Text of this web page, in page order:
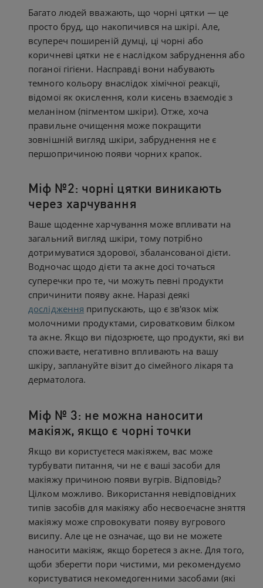
Багато людей вважають, що чорні цятки — це
просто бруд, що накопичився на шкірі. Але,
всупереч поширеній думці, ці чорні або
коричневі цятки не є наслідком забруднення або
поганої гігієни. Насправді вони набувають
темного кольору внаслідок хімічної реакції,
відомої як окислення, коли кисень взаємодіє з
меланіном (пігментом шкіри). Отже, хоча
правильне очищення може покращити
зовнішній вигляд шкіри, забруднення не є
першопричиною появи чорних крапок.
Міф №2: чорні цятки виникають
через харчування
Ваше щоденне харчування може впливати на
загальний вигляд шкіри, тому потрібно
дотримуватися здорової, збалансованої дієти.
Водночас щодо дієти та акне досі точаться
суперечки про те, чи можуть певні продукти
спричинити появу акне. Наразі деякі
дослідження припускають, що є зв'язок між
молочними продуктами, сироватковим білком
та акне. Якщо ви підозрюєте, що продукти, які ви
споживаєте, негативно впливають на вашу
шкіру, заплануйте візит до сімейного лікаря та
дерматолога.
Міф № 3: не можна наносити
макіяж, якщо є чорні точки
Якщо ви користуєтеся макіяжем, вас може
турбувати питання, чи не є ваші засоби для
макіяжу причиною появи вугрів. Відповідь?
Цілком можливо. Використання невідповідних
типів засобів для макіяжу або несвоєчасне зняття
макіяжу може спровокувати появу вугрового
висипу. Але це не означає, що ви не можете
наносити макіяж, якщо боретеся з акне. Для того,
щоби зберегти пори чистими, ми рекомендуємо
користуватися некомедогенними засобами (які